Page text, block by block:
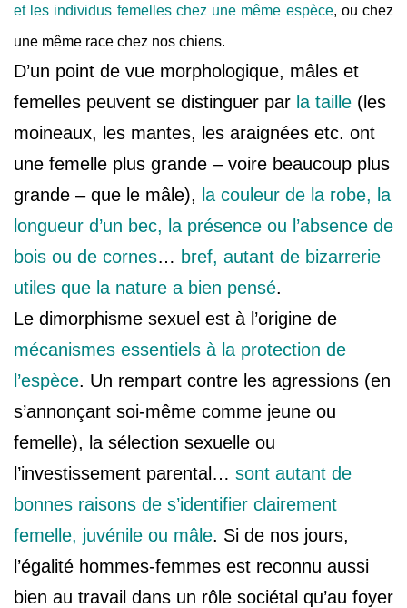
et les individus femelles chez une même espèce, ou chez
une même race chez nos chiens.
D’un point de vue morphologique, mâles et
femelles peuvent se distinguer par la taille (les
moineaux, les mantes, les araignées etc. ont
une femelle plus grande – voire beaucoup plus
grande – que le mâle), la couleur de la robe, la
longueur d’un bec, la présence ou l’absence de
bois ou de cornes… bref, autant de bizarrerie
utiles que la nature a bien pensé.
Le dimorphisme sexuel est à l’origine de
mécanismes essentiels à la protection de
l’espèce. Un rempart contre les agressions (en
s’annonçant soi-même comme jeune ou
femelle), la sélection sexuelle ou
l’investissement parental… sont autant de
bonnes raisons de s’identifier clairement
femelle, juvénile ou mâle. Si de nos jours,
l’égalité hommes-femmes est reconnu aussi
bien au travail dans un rôle sociétal qu’au foyer